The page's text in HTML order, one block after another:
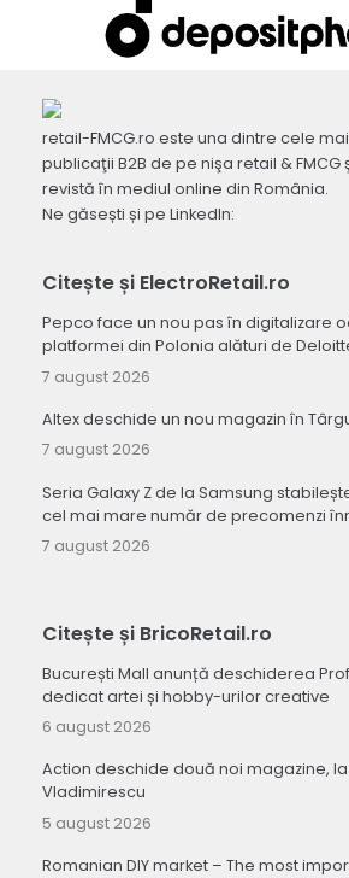
retail-FMCG.ro este una dintre cele
publicaţii B2B de pe nişa retail & FMCG
revistă în mediul online din România.
Ne găsești și pe LinkedIn:
Citește și ElectroRetail.ro
Pepco face un nou pas în digitalizare
platformei din Polonia alături de
7 august 2026
Altex deschide un nou magazin în
7 august 2026
Seria Galaxy Z de la Samsung
cel mai mare număr de precomenzi
7 august 2026
Citește și BricoRetail.ro
București Mall anunță deschiderea
dedicat artei și hobby-urilor creative
6 august 2026
Action deschide două noi magazine,
Vladimirescu
5 august 2026
Romanian DIY market – The most